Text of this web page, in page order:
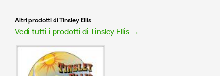
Altri prodotti di Tinsley Ellis
Vedi tutti i prodotti di Tinsley Ellis →